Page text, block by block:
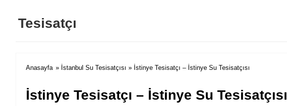
Tesisatçı
Anasayfa » İstanbul Su Tesisatçısı » İstinye Tesisatçı – İstinye Su Tesisatçısı
İstinye Tesisatçı – İstinye Su Tesisatçısı